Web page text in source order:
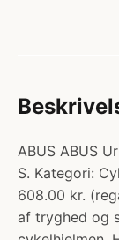
ABUS ABUS
S. Kategori:
608.00 kr.
af tryghed og